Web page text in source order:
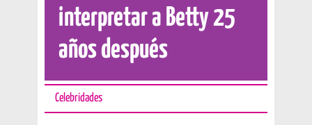
interpretar a Betty 25
años después
Celebridades